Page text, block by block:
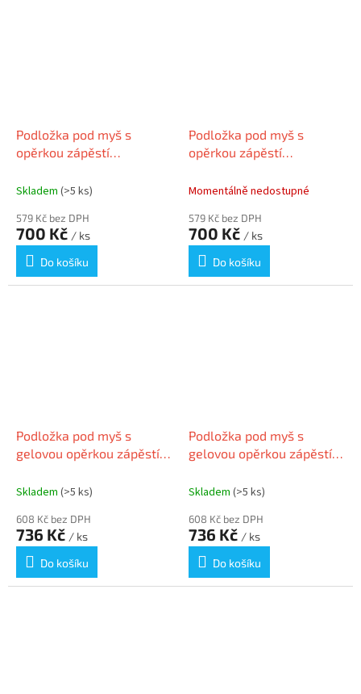
Podložka pod myš s
opěrkou zápěstí
výplň, KENSINGTON
Skladem (>5 ks)
579 Kč bez DPH
700 Kč / ks
Do košíku
Podložka pod myš s
opěrkou zápěstí
gelová výplň, KENSINGTON
Momentálně nedostupné
579 Kč bez DPH
700 Kč / ks
Do košíku
Podložka pod myš s
gelovou opěrkou zápěstí,
černá/modrá
Skladem (>5 ks)
608 Kč bez DPH
736 Kč / ks
Do košíku
Podložka pod myš s
gelovou opěrkou zápěstí,
červená/černá
Skladem (>5 ks)
608 Kč bez DPH
736 Kč / ks
Do košíku